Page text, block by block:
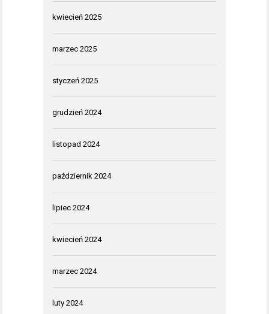
kwiecień 2025
marzec 2025
styczeń 2025
grudzień 2024
listopad 2024
październik 2024
lipiec 2024
kwiecień 2024
marzec 2024
luty 2024